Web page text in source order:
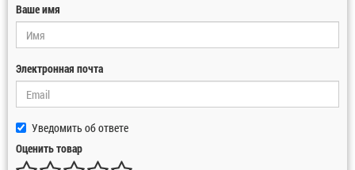
Ваше имя
Электронная почта
Уведомить об ответе
Оценить товар